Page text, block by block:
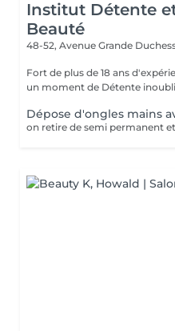
Institut Détente
Beauté
48-52, Avenue Grande
Fort de plus de 18 ans
un moment de Détente
Dépose d'ongles mains
on retire de semi permanent